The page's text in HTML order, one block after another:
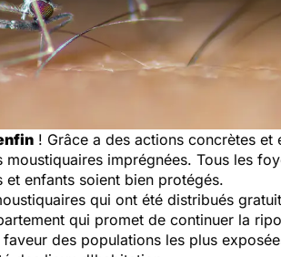
! Grâce a des actions concrètes et
imprégnées. Tous les
enfants soient bien protégés.
qui ont été distribués
qui promet de continuer la
des populations les plus